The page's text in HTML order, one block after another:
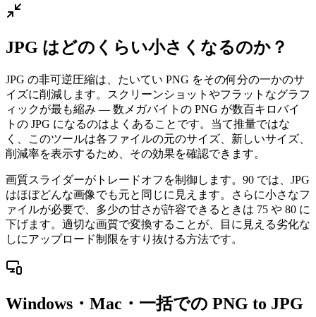
JPG はどのくらい小さくなるのか？
JPG の非可逆圧縮は、たいてい PNG をその何分の一かのサ
イズに削減します。スクリーンショットやフラットなグラフ
ィックが最も縮み — 数メガバイトの PNG が数百キロバイ
トの JPG になるのはよくあることです。当て推量ではな
く、このツールは各ファイルの元のサイズ、新しいサイズ、
削減率を表示するため、その効果を確認できます。
画質スライダーがトレードオフを制御します。90 では、JPG
はほぼどんな画像でも元と同じに見えます。さらに小さなフ
ァイルが必要で、多少の甘さが許容できるときは 75 や 80 に
下げます。適切な画質で変換することが、目に見える劣化な
しにアップロード制限をすり抜ける方法です。
Windows・Mac・一括での PNG to JPG